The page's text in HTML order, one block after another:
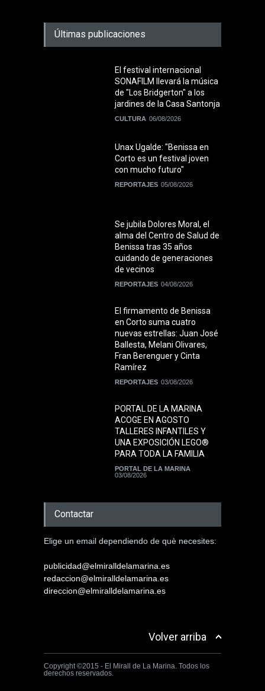
Últimas publicaciones
El festival internacional
SONAFILM llevará la música
de "Los Bridgerton" a los
jardines de la Casa Santonja
CULTURA 06/08/2026
Unax Ugalde: "Benissa en
Corto es un festival joven
con mucho futuro"
REPORTAJES 05/08/2026
Se jubila Dolores Moral, el
alma del Centro de Salud de
Benissa tras 35 años
cuidando de generaciones
de vecinos
REPORTAJES 04/08/2026
El firmamento de Benissa
en Corto suma cuatro
nuevas estrellas: Juan José
Ballesta, Melani Olivares,
Fran Berenguer y Cinta
Ramírez
REPORTAJES 03/08/2026
PORTAL DE LA MARINA
ACOGE EN AGOSTO
TALLERES INFANTILES Y
UNA EXPOSICIÓN LEGO®
PARA TODA LA FAMILIA
PORTAL DE LA MARINA
03/08/2026
Contactar
Elige un email dependiendo de què necesites:
publicidad@elmiralldelamarina.es
redaccion@elmiralldelamarina.es
direccion@elmiralldelamarina.es
Volver arriba
Copyright ©2015 - El Mirall de La Marina. Todos los
derechos reservados.